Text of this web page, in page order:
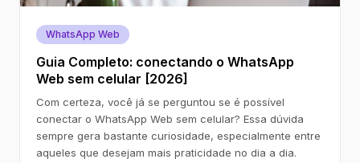
WhatsApp Web
Guia Completo: conectando o WhatsApp
Web sem celular [2026]
Com certeza, você já se perguntou se é possível
conectar o WhatsApp Web sem celular? Essa dúvida
sempre gera bastante curiosidade, especialmente entre
aqueles que desejam mais praticidade no dia a dia.